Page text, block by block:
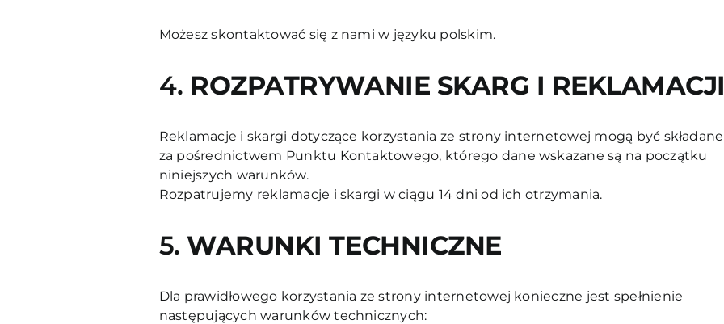
Możesz skontaktować się z nami w języku polskim.
4. ROZPATRYWANIE SKARG I REKLAMACJI
Reklamacje i skargi dotyczące korzystania ze strony internetowej mogą być składane
za pośrednictwem Punktu Kontaktowego, którego dane wskazane są na początku
niniejszych warunków.
Rozpatrujemy reklamacje i skargi w ciągu 14 dni od ich otrzymania.
5. WARUNKI TECHNICZNE
Dla prawidłowego korzystania ze strony internetowej konieczne jest spełnienie
następujących warunków technicznych: